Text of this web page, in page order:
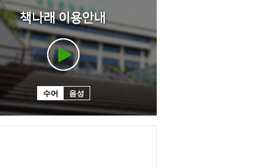
수어 음성